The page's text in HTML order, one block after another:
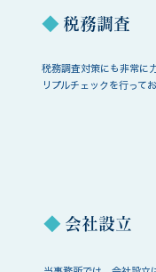
◆ 税務調査
税務調査対策にも非常に
リプルチェックを行ってお
◆ 会社設立